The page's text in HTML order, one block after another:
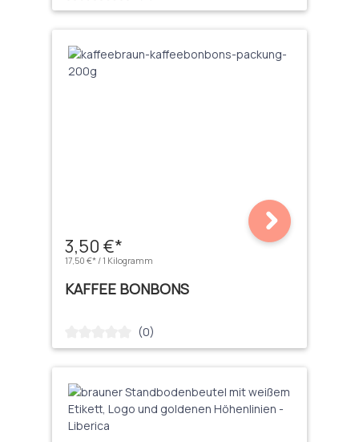
3,50 €*
17,50 €* / 1 Kilogramm
KAFFEE BONBONS
Durchschnittliche Bewertung von 0 von 5 Sternen
(0)